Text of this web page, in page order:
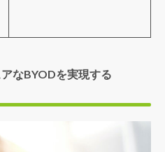
なBYODを実現する